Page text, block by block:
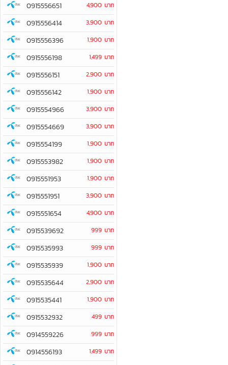
0915556651 4,900 บาท
0915556414 3,900 บาท
0915556396 1,900 บาท
0915556198 1,499 บาท
0915556151 2,900 บาท
0915556142 1,900 บาท
0915554966 3,900 บาท
0915554669 3,900 บาท
0915554199 1,900 บาท
0915553982 1,900 บาท
0915551953 1,900 บาท
0915551951 3,900 บาท
0915551654 4,900 บาท
0915539692 999 บาท
0915535993 999 บาท
0915535939 1,900 บาท
0915535644 2,900 บาท
0915535441 1,900 บาท
0915532932 499 บาท
0914559226 999 บาท
0914556193 1,499 บาท